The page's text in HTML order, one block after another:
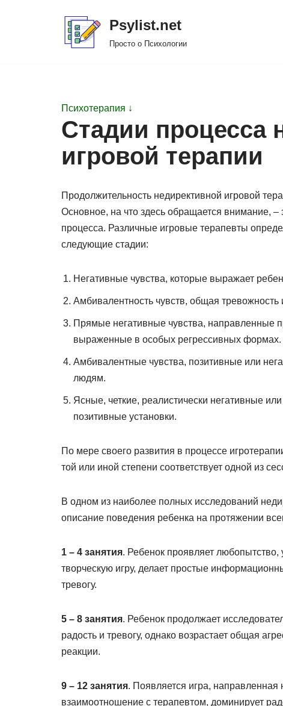
Psylist.net
Просто о Психологии
Психотерапия ↓
Стадии процесса
игровой терапии
Продолжительность недирективной игровой
Основное, на что здесь обращается внимание, –
процесса. Различные игровые терапевты
следующие стадии:
Негативные чувства, которые выражает
Амбивалентность чувств, общая тревожность
Прямые негативные чувства, направленные
выраженные в особых регрессивных формах.
Амбивалентные чувства, позитивные или
людям.
Ясные, четкие, реалистически негативные
позитивные установки.
По мере своего развития в процессе
той или иной степени соответствует одной из
В одном из наиболее полных исследований
описание поведения ребенка на протяжении
1 – 4 занятия. Ребенок проявляет любопытство,
творческую игру, делает простые
тревогу.
5 – 8 занятия. Ребенок продолжает
радость и тревогу, однако возрастает общая
реакции.
9 – 12 занятия. Появляется игра, направленная
взаимоотношение с терапевтом, доминирует